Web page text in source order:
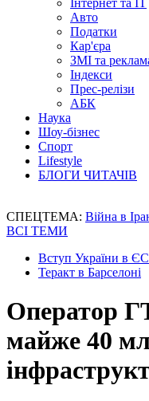
Інтернет та IT
Авто
Податки
Кар'єра
ЗМІ та
Індекси
Прес-релізи
АБК
Наука
Шоу-бізнес
Спорт
Lifestyle
БЛОГИ ЧИТАЧІВ
СПЕЦТЕМА: Війна в
ВСІ ТЕМИ
Вступ України в ЄС
Теракт в Барселоні
Оператор
майже 40